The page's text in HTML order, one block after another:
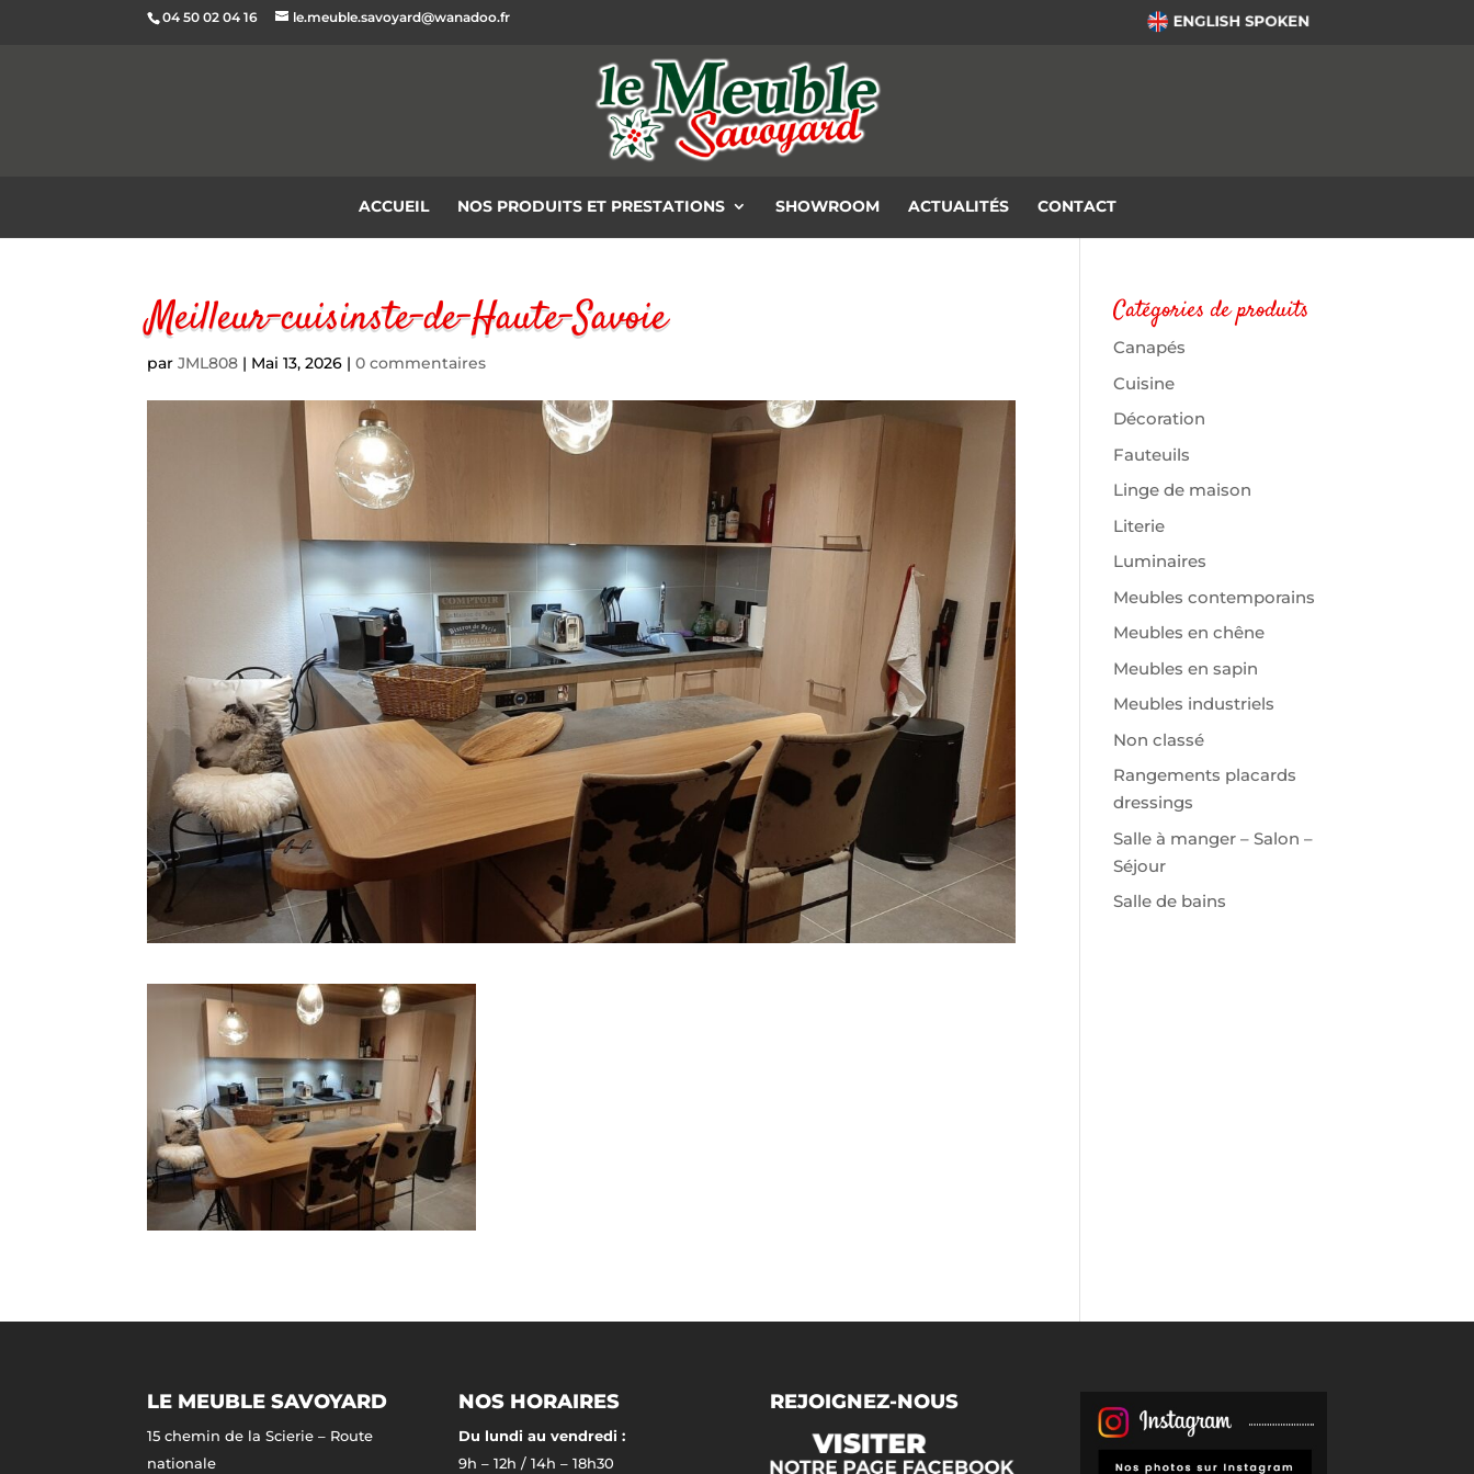
04 50 02 04 16 le.meuble.savoyard@wanadoo.fr
ACCUEIL NOS PRODUITS ET PRESTATIONS SHOWROOM ACTUALITÉS CONTACT
Meilleur-cuisinste-de-Haute-Savoie
parJML808 | Mai 13, 2026 |0 commentaires
Catégories de produits
Canapés
Cuisine
Décoration
Fauteuils
Linge de maison
Literie
Luminaires
Meubles contemporains
Meubles en chêne
Meubles en sapin
Meubles industriels
Non classé
Rangements placards
dressings
Salle à manger – Salon –
Séjour
Salle de bains
LE MEUBLE SAVOYARD
15 chemin de la Scierie – Route
nationale
NOS HORAIRES
Du lundi au vendredi :
9h – 12h / 14h – 18h30
REJOIGNEZ-NOUS